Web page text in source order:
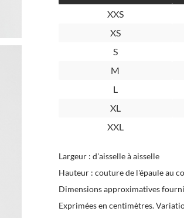
XXS
XS
S
M
L
XL
XXL
Largeur : d'aisselle à aisselle
Hauteur : couture de l'épaule au
Dimensions approximatives
Exprimées en centimètres.